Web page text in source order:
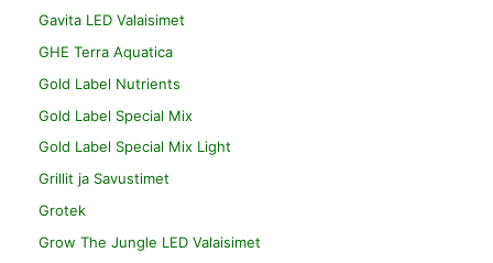
Gavita LED Valaisimet
GHE Terra Aquatica
Gold Label Nutrients
Gold Label Special Mix
Gold Label Special Mix Light
Grillit ja Savustimet
Grotek
Grow The Jungle LED Valaisimet